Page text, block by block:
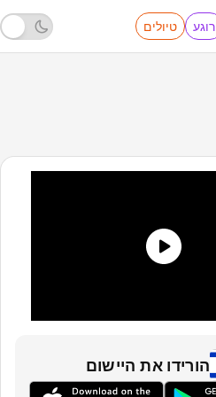
רוגע טיולים
הורידו את היישום